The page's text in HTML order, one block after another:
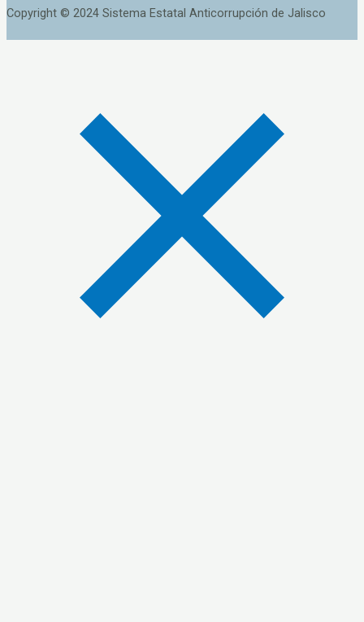
Copyright © 2024 Sistema Estatal Anticorrupción de Jalisco